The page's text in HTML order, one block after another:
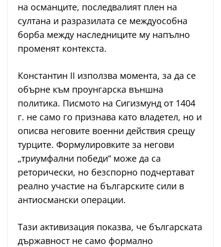
на османците, последвалият плен на
султана и разразилата се междуособна
борба между наследниците му напълно
променят контекста.
Константин II използва момента, за да се
обърне към проунгарска външна
политика. Писмото на Сигизмунд от 1404
г. не само го признава като владетел, но и
описва неговите военни действия срещу
турците. Формулировките за негови
„триумфални победи“ може да са
реторически, но безспорно подчертават
реално участие на българските сили в
антиосмански операции.
Тази активизация показва, че българската
държавност не само формално